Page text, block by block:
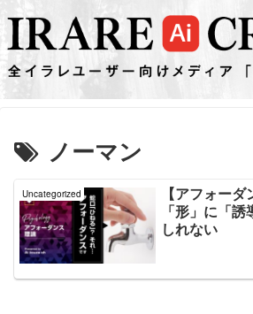
ノーマン
Uncategorized
【アフォー
「形」に「
しれない